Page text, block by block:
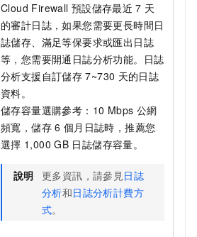
Cloud Firewall 預設儲存最近 7 天
的審計日誌，如果您需要更長時間日
誌儲存、滿足等保要求或匯出日誌
等，您需要開通日誌分析功能。日誌
分析支援自訂儲存 7~730 天的日誌
資料。
儲存容量選購參考：10 Mbps 公網
頻寬，儲存 6 個月日誌時，推薦您
選擇 1,000 GB 日誌儲存容量。
說明 更多資訊，請參見日誌
分析和日誌分析計費方
式。